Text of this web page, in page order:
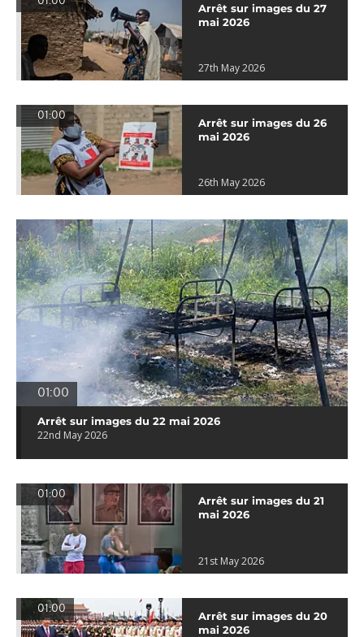
Arrêt sur images du 27
mai 2026
27th May 2026
01:00
Arrêt sur images du 26
mai 2026
26th May 2026
01:00
Arrêt sur images du 22 mai 2026
22nd May 2026
01:00
Arrêt sur images du 21
mai 2026
21st May 2026
01:00
Arrêt sur images du 20
mai 2026